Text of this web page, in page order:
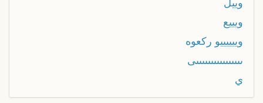
وييل
ويييع
وييييييو ركعوه
ىىىىىىىىىىىىىىىىى
ي